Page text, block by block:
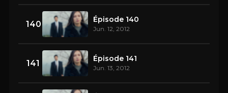
140 Épisode 140
Jun. 12, 2012
141 Épisode 141
Jun. 13, 2012